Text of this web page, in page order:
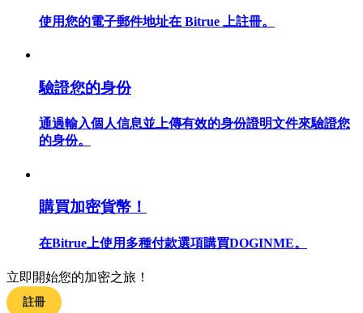
合約指南
使用您的電子郵件地址在 Bitrue 上註冊。
驗證您的身份
通過輸入個人信息並上傳有效的身份證明文件來驗證您
的身份。
購買加密貨幣！
在Bitrue上使用多種付款選項購買DOGINME。
立即開始您的加密之旅！
註冊